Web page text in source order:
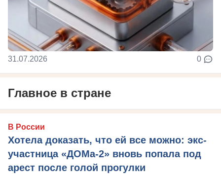
31.07.2026 0
Главное в стране
В России
Хотела доказать, что ей все можно: экс-
участница «ДОМа-2» вновь попала под
арест после голой прогулки